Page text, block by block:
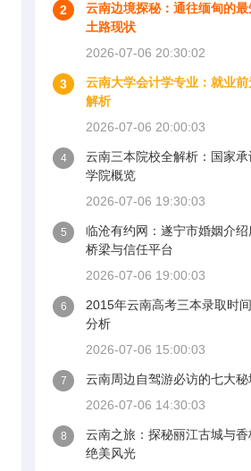
2
云南边境探秘：通往缅甸的
土路现状
2026-07-06 20:30:02
3
云南大学会计学专业：就业
解析
2026-07-06 20:00:03
4
云南三本院校全解析：国家承
学院概览
2026-07-06 19:30:03
5
临沧有约网：遂宁市婚姻介
桥梁与信任平台
2026-07-06 19:00:03
6
2015年云南高考三本录取时
分析
2026-07-06 15:00:03
7
云南周边自驾游必访的七大秘
2026-07-06 14:30:03
8
云南之旅：探秘丽江古城与香
绝美风光